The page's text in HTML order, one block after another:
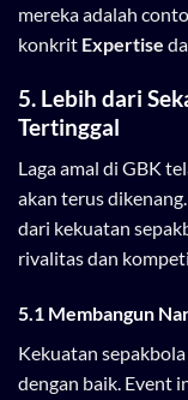
mereka adalah
konkrit Expertise
5. Lebih dari
Tertinggal
Laga amal di GBK
akan terus
dari kekuatan
rivalitas dan
5.1 Membangun
Kekuatan
dengan baik. Event